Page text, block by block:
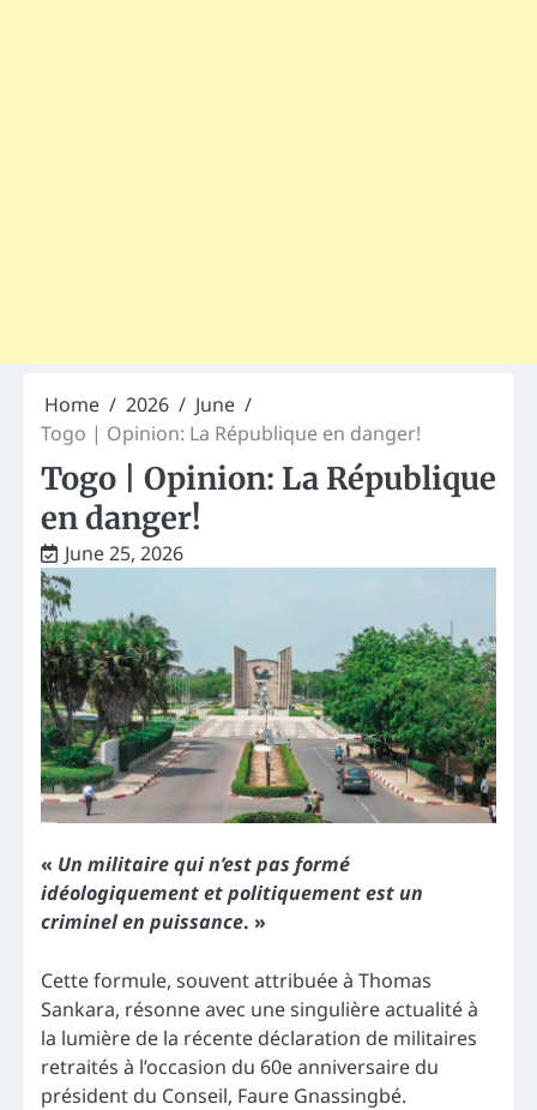
Home 2026
June
Togo | Opinion: La République en danger!
Togo | Opinion: La République
en danger!
June 25, 2026
« Un militaire qui n’est pas formé
idéologiquement et politiquement est un
criminel en puissance. »
Cette formule, souvent attribuée à Thomas
Sankara, résonne avec une singulière actualité à
la lumière de la récente déclaration de militaires
retraités à l’occasion du 60e anniversaire du
président du Conseil, Faure Gnassingbé.